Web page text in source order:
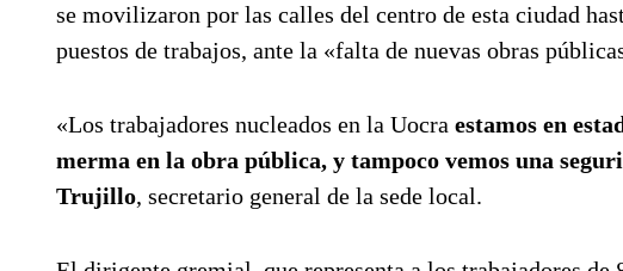
se movilizaron por las calles del centro de esta ciudad
puestos de trabajos, ante la «falta de nuevas obras
«Los trabajadores nucleados en la Uocra estamos en
merma en la obra pública, y tampoco vemos una
Trujillo, secretario general de la sede local.